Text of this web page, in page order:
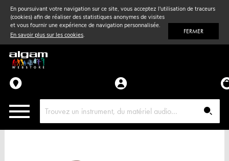
En poursuivant votre navigation sur ce site, vous acceptez l'utilisation de traceurs
(cookies) afin de réaliser des statistiques anonymes de visites
et vous fournir une expérience de navigation personnalisée.
En savoir plus sur les cookies. FERMER
Vent& Violon
Accessoires
Pièces détachées